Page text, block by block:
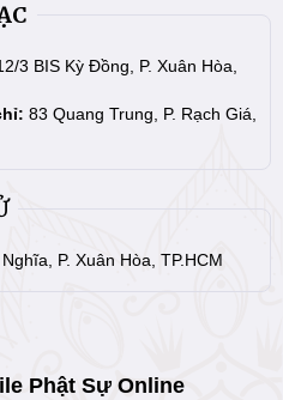
3 BIS Kỳ Đồng, P. Xuân Hòa,
83 Quang Trung, P. Rạch Giá,
P. Xuân Hòa, TP.HCM
Phật Sự Online